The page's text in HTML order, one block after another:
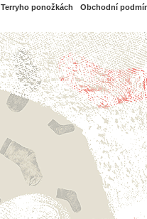
ponožkách Obchodní
PayPal